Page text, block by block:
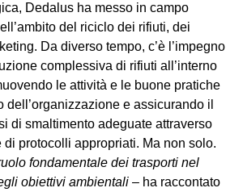
Dedalus ha messo in campo
del riciclo dei rifiuti, dei
Da diverso tempo, c’è l’impegno
complessiva di rifiuti all’interno
le attività e le buone pratiche
dell’organizzazione e assicurando il
di smaltimento adeguate attraverso
di protocolli appropriati. Ma non solo.
fondamentale dei trasporti nel
obiettivi ambientali – ha raccontato